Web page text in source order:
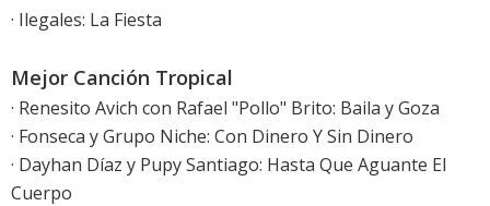
· Ilegales: La Fiesta
Mejor Canción Tropical
· Renesito Avich con Rafael "Pollo" Brito: Baila y Goza
· Fonseca y Grupo Niche: Con Dinero Y Sin Dinero
· Dayhan Díaz y Pupy Santiago: Hasta Que Aguante El
Cuerpo